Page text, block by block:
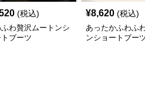
(税込)
わ贅沢ムートンシ
トブーツ
¥8,620 (税込)
あったかふわふ
ンショートブー